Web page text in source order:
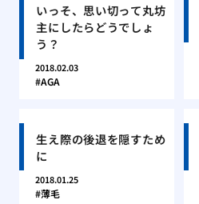
いっそ、思い切って丸坊
主にしたらどうでしょ
う？
2018.02.03
AGA
生え際の後退を隠すため
に
2018.01.25
薄毛